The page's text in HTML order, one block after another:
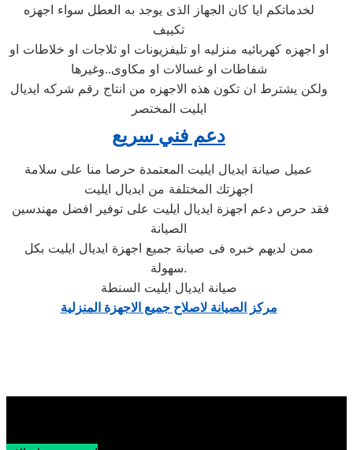
لخدماتكم ايا كان الجهاز الذى يوجد به العطل سواء اجهزه
تكييف
او اجهزه كهربائيه منزليه او تليفزيونات او ثلاجات او خلاطات او
شفاطات او غسالات او مكاوى..وغيرها
ولكن يشترط ان تكون هذه الاجهزه من انتاج رقم شركه ايديال
ايليت المختصر
دعم فني سريع
عميل صيانة ايديال ايليت المعتمدة حرصا منا على سلامة
اجهزتك المختلفة من ايديال ايليت
الصيانة
ممن لديهم خبره فى صيانة جميع اجهزة ايديال ايليت بكل
سهولة.
صيانة ايديال ايليت السنطة
مركز الصيانة لاصلاح جميع الاجهزة المنزلية